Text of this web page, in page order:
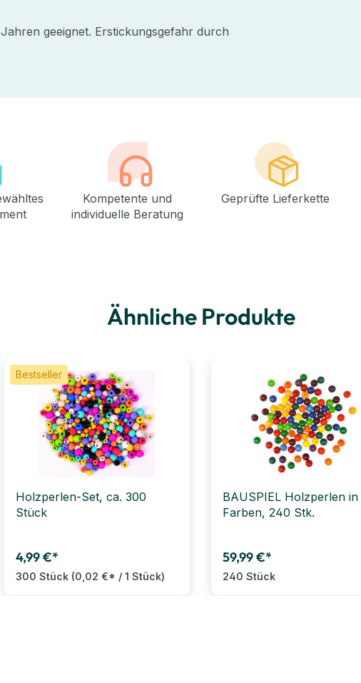
geeignet. Erstickungsgefahr durch
Kompetente und
individuelle Beratung
Geprüfte Lieferkette
Ähnliche Produkte
Bestseller
Holzperlen-Set, ca. 300
Stück
4,99 €*
300 Stück (0,02 €* / 1 Stück)
BAUSPIEL Holzperlen in
Farben, 240 Stk.
59,99 €*
240 Stück